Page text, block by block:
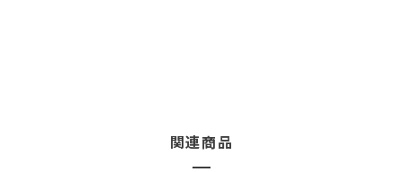
関連商品